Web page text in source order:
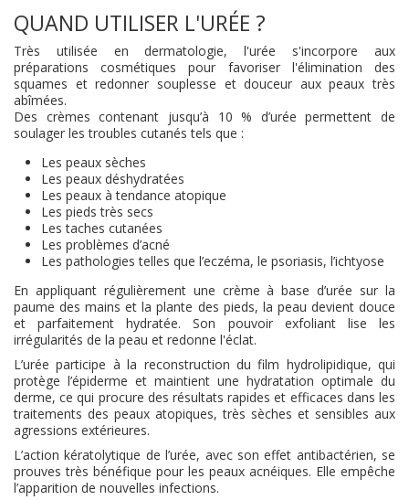
QUAND UTILISER L'URÉE ?
Très utilisée en dermatologie, l'urée s'incorpore aux
préparations cosmétiques pour favoriser l'élimination des
squames et redonner souplesse et douceur aux peaux très
abîmées.
Des crèmes contenant jusqu’à 10 % d’urée permettent de
soulager les troubles cutanés tels que :
Les peaux sèches
Les peaux déshydratées
Les peaux à tendance atopique
Les pieds très secs
Les taches cutanées
Les problèmes d’acné
Les pathologies telles que l’eczéma, le psoriasis, l’ichtyose
En appliquant régulièrement une crème à base d’urée sur la
paume des mains et la plante des pieds, la peau devient douce
et parfaitement hydratée. Son pouvoir exfoliant lise les
irrégularités de la peau et redonne l'éclat.
L’urée participe à la reconstruction du film hydrolipidique, qui
protège l’épiderme et maintient une hydratation optimale du
derme, ce qui procure des résultats rapides et efficaces dans les
traitements des peaux atopiques, très sèches et sensibles aux
agressions extérieures.
L’action kératolytique de l’urée, avec son effet antibactérien, se
prouves très bénéfique pour les peaux acnéiques. Elle empêche
l’apparition de nouvelles infections.